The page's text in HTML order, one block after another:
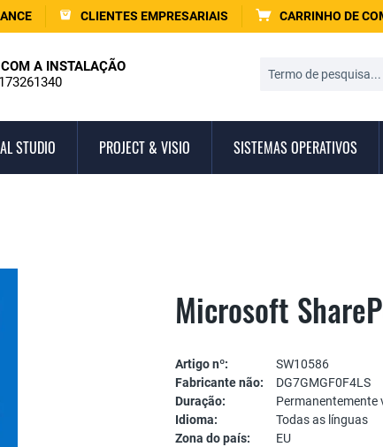
CLIENTES EMPRESARIAIS CARRINHO DE
A INSTALAÇÃO
STUDIO PROJECT & VISIO SISTEMAS OPERATIVOS
Microsoft
Artigo nº:
SW10586
Fabricante não:
DG7GMGF0F4LS
Duração:
Permanentemente
Idioma:
Todas as línguas
Zona do país:
EU